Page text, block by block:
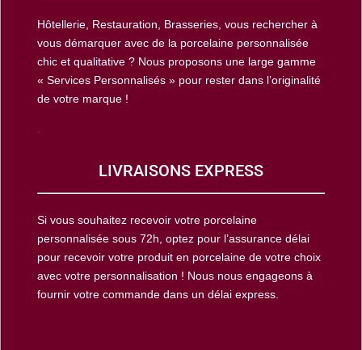
Hôtellerie, Restauration, Brasseries, vous rechercher à
vous démarquer avec de la porcelaine personnalisée
chic et qualitative ? Nous proposons une large gamme
« Services Personnalisés » pour rester dans l’originalité
de votre marque !
LIVRAISONS EXPRESS
Si vous souhaitez recevoir votre porcelaine
personnalisée sous 72h, optez pour l’assurance délai
pour recevoir votre produit en porcelaine de votre choix
avec votre personnalisation ! Nous nous engageons à
fournir votre commande dans un délai express.